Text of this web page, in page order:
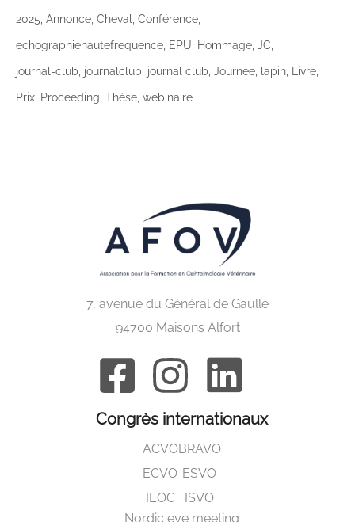
2025 Annonce Cheval Conférence
echographiehautefrequence EPU Hommage JC
journal-club journalclub journal club Journée lapin Livre
Prix Proceeding Thèse webinaire
7, avenue du Général de Gaulle
94700 Maisons Alfort
Congrès internationaux
ACVO
ECVO
IEOC
BRAVO
ESVO
ISVO
Nordic eye meeting